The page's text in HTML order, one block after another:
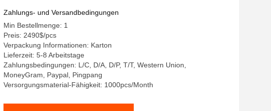
Zahlungs- und Versandbedingungen
Min Bestellmenge: 1
Preis: 2490$/pcs
Verpackung Informationen: Karton
Lieferzeit: 5-8 Arbeitstage
Zahlungsbedingungen: L/C, D/A, D/P, T/T, Western Union,
MoneyGram, Paypal, Pingpang
Versorgungsmaterial-Fähigkeit: 1000pcs/Month